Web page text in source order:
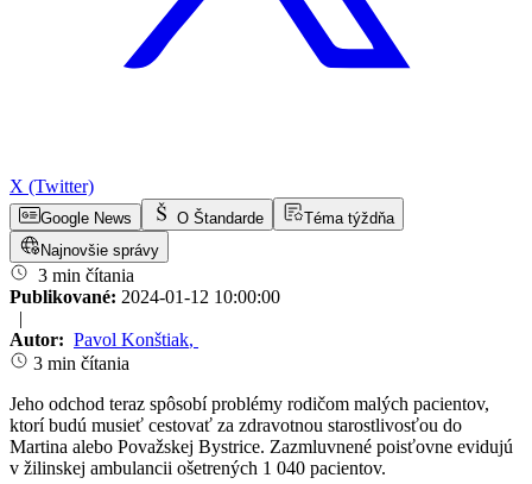
X (Twitter)
Google News O Štandarde
Téma týždňa
Najnovšie správy
3 min čítania
Publikované: 2024-01-12 10:00:00
|
Autor: Pavol Konštiak,
3 min čítania
Jeho odchod teraz spôsobí problémy rodičom malých pacientov,
ktorí budú musieť cestovať za zdravotnou starostlivosťou do
Martina alebo Považskej Bystrice. Zazmluvnené poisťovne evidujú
v žilinskej ambulancii ošetrených 1 040 pacientov.